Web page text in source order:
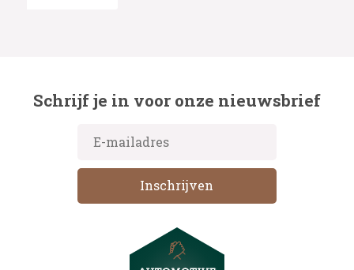
Schrijf je in voor onze nieuwsbrief